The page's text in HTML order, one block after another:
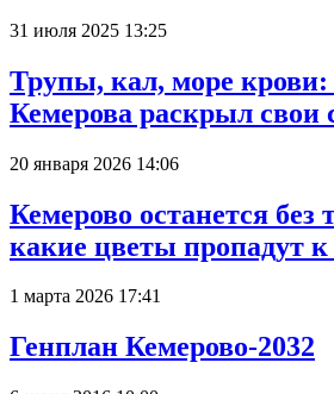
31 июля 2025 13:25
Трупы, кал, море
Кемерова раскрыл свои
20 января 2026 14:06
Кемерово останется без
какие цветы пропадут к
1 марта 2026 17:41
Генплан Кемерово-2032